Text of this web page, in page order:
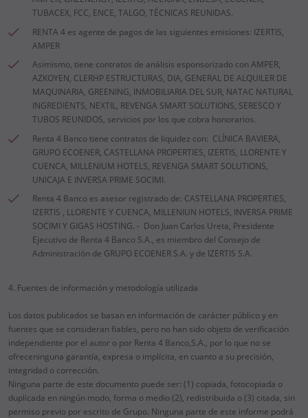
TUBACEX, FCC, ENCE, TALGO, TÉCNICAS REUNIDAS.
RENTA 4 es agente de pagos de las siguientes emisiones: IZERTIS,
AMPER
Asimismo, tiene contratos de análisis esponsorizado con AMPER,
AZKOYEN, CLERHP ESTRUCTURAS, DIA, GENERAL DE ALQUILER DE
MAQUINARIA, GREENING, INMOBILIARIA DEL SUR, NATAC NATURAL
INGREDIENTS, NEXTIL, REVENGA SMART SOLUTIONS, SERESCO Y
TUBOS REUNIDOS, servicios por los que cobra honorarios.
Renta 4 Banco tiene contratos de liquidez con: CLÍNICA BAVIERA,
GRUPO ECOENER, CASTELLANA PROPERTIES, IZERTIS, LLORENTE Y
CUENCA, MILLENIUM HOTELS, REVENGA SMART SOLUTIONS,
UNICAJA E INVERSA PRIME SOCIMI.
Renta 4 Banco es asesor registrado de: CASTELLANA PROPERTIES,
IZERTIS , LLORENTE Y CUENCA, MILLENIUN HOTELS, INVERSA PRIME
SOCIMI Y GIGAS HOSTING. - Don Juan Carlos Ureta, Presidente
Ejecutivo de Renta 4 Banco S.A., es miembro del Consejo de
Administración de GRUPO ECOENER S.A. y de IZERTIS S.A.
4. Fuentes de información y metodología utilizada
Los datos publicados se basan en información de carácter público y en
fuentes que se consideran fiables, pero no han sido objeto de verificación
independiente por el autor o por Renta 4 Banco,S.A., por lo que no se
ofreceninguna garantía, expresa o implícita, en cuanto a su precisión,
integridad o corrección.
Ninguna parte de este documento puede ser: (1) copiada, fotocopiada o
duplicada en ningún modo, forma o medio (2), redistribuida o (3) citada, sin
permiso previo por escrito de Grupo. Ninguna parte de este informe podrá